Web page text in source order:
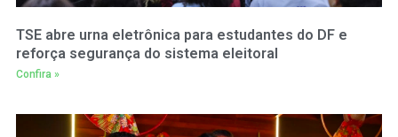
TSE abre urna eletrônica para estudantes do DF e
reforça segurança do sistema eleitoral
Confira »